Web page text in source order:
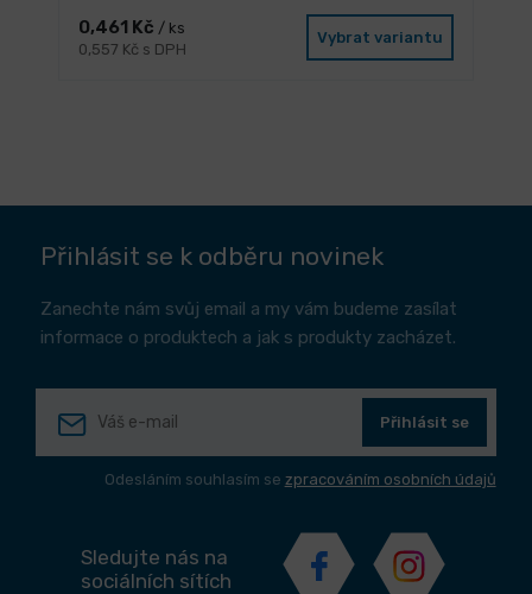
0,461 Kč / ks
0,557 Kč s DPH
Vybrat variantu
Přihlásit se k odběru novinek
Zanechte nám svůj email a my vám budeme zasílat
informace o produktech a jak s produkty zacházet.
Přihlásit se
Odesláním souhlasím se zpracováním osobních údajů
Sledujte nás na
sociálních sítích